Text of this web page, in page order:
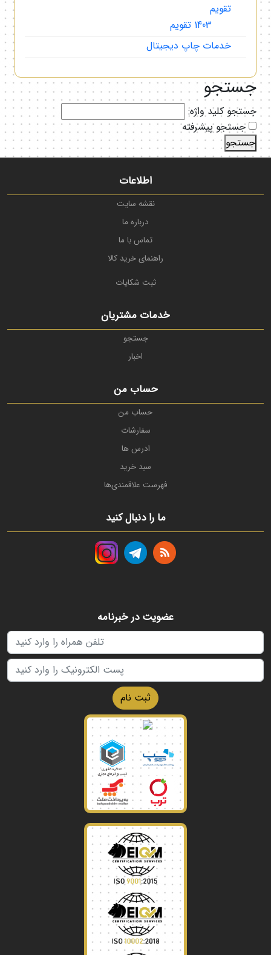
تقويم
1403 تقويم
خدمات چاپ ديجيتال
جستجو
جستجو کلید واژه:
جستجو پیشرفته
اطلاعات
نقشه سایت
درباره ما
تماس با ما
راهنمای خرید کالا
ثبت شکایات
خدمات مشتریان
جستجو
اخبار
حساب من
حساب من
سفارشات
ادرس ها
سبد خرید
فهرست علاقمندی‌ها
ما را دنبال کنید
عضویت در خبرنامه
ثبت نام